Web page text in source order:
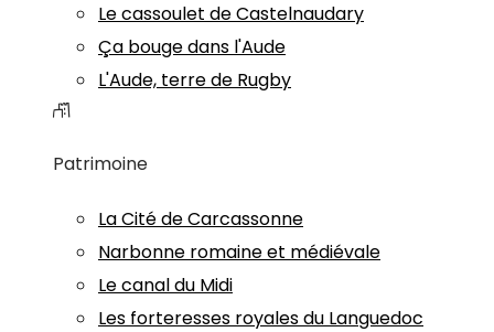
Le cassoulet de Castelnaudary
Ça bouge dans l'Aude
L'Aude, terre de Rugby
Patrimoine
La Cité de Carcassonne
Narbonne romaine et médiévale
Le canal du Midi
Les forteresses royales du Languedoc